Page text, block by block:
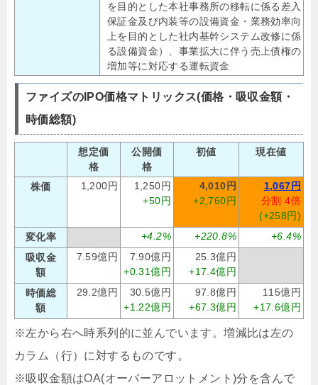
を目的とした本社事務所の移転に係る差入
保証金及び内装等の設備資金・業務効率向
上を目的とした社内基幹システム改修に係
る設備資金）、事業拡大に伴う売上債権の
増加等に対応する運転資金
ファイズのIPO価格マトリックス(価格・吸収金額・
時価総額)
想定価
格
公開価
格
初値 現在値
株価 1,200円
1,250円
+50円
4,010円
+2,760円
1,067円
分割 4倍
(+258円)
変化率
+4.2% +220.8%
+6.4%
吸収金
額
7.59億円
7.90億円
+0.31億円
25.3億円
+17.4億円
時価総
額
29.2億円
30.5億円
+1.22億円
97.8億円
+67.3億円
115億円
+17.6億円
※左から右へ時系列的に並んでいます。増減比は左の
カラム（行）に対するものです。
※吸収金額はOA(オーバーアロットメント)分を含んで